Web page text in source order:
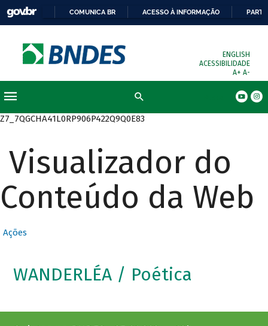
COMUNICA BR ACESSO À INFORMAÇÃO
ENGLISH
ACESSIBILIDADE
A+ A-
Z7_7QGCHA41L0RP906P422Q9Q0E83
Visualizador do
Conteúdo da Web
Ações
WANDERLÉA / Poética